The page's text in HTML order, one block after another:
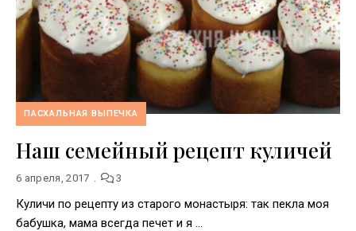
ПАСХАЛЬНАЯ ВЫПЕЧКА
Наш семейный рецепт куличей
6 апреля, 2017 3
Куличи по рецепту из старого монастыря: так пекла моя
бабушка, мама всегда печет и я …